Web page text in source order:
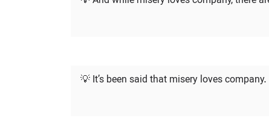
💡 It’s been said that misery loves company.